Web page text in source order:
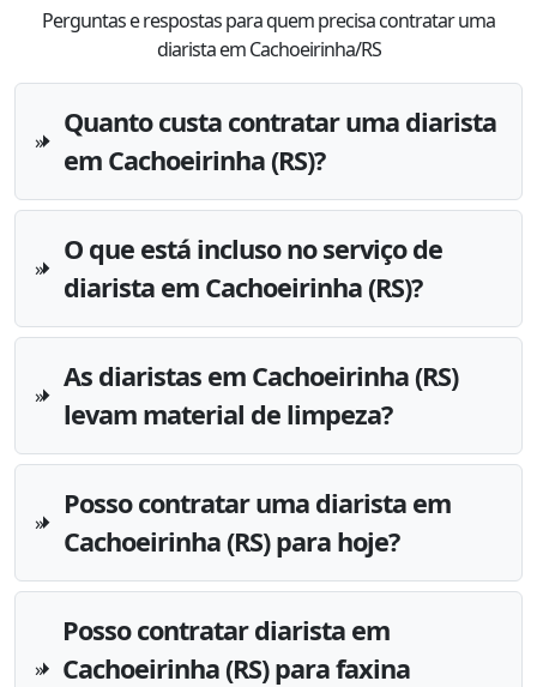
Perguntas e respostas para quem precisa contratar uma
diarista em Cachoeirinha/RS
Quanto custa contratar uma diarista
em Cachoeirinha (RS)?
O que está incluso no serviço de
diarista em Cachoeirinha (RS)?
As diaristas em Cachoeirinha (RS)
levam material de limpeza?
Posso contratar uma diarista em
Cachoeirinha (RS) para hoje?
Posso contratar diarista em
Cachoeirinha (RS) para faxina